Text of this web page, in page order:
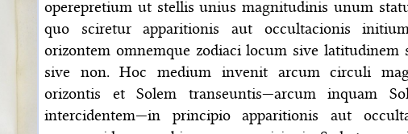
operepretium ut stellis unius magnitudinis unum
quo sciretur apparitionis aut occultacionis
orizontem omnemque zodiaci locum sive latitudinem
sive non. Hoc medium invenit arcum circuli
orizontis et Solem transeuntis—arcum inquam
intercidentem—in principio apparitionis aut